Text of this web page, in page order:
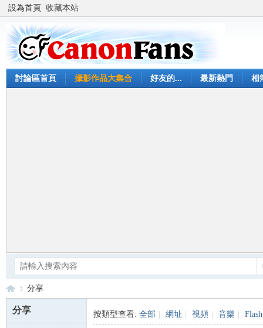
設為首頁 收藏本站
討論區首頁 攝影作品大集合 好友的... 最新熱門 相
分享
分享 按類型查看: 全部 網址 視頻 音樂 Flash